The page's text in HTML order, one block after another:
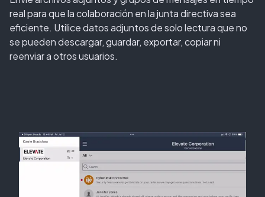
real para que la colaboración en la junta directiva sea
eficiente. Utilice datos adjuntos de solo lectura que no
se pueden descargar, guardar, exportar, copiar ni
reenviar a otros usuarios.